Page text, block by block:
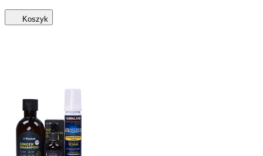
Koszyk